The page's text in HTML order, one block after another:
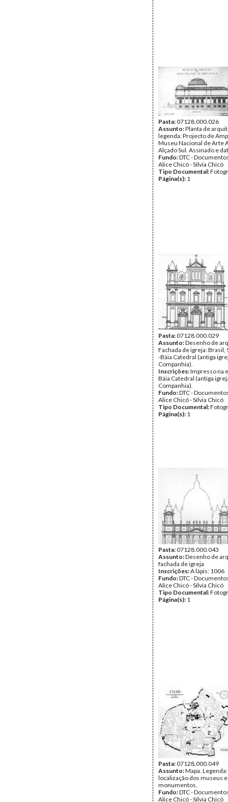
Pasta:07128.000.026
Assunto:Planta de
legenda: Projecto de
Museu Nacional de Arte
Alçado Sul. Assinado e
Fundo:DTC -
Alice Chicó - Sílvia Chicó
Tipo Documental:
Página(s): 1
Pasta:07128.000.029
Assunto:Desenho de
Fachada de igreja: Brasil,
-Báia Catedral (antiga
Companhia).
Inscrições:Impresso na
Báia Catedral (antiga
Companhia).
Fundo:DTC -
Alice Chicó - Sílvia Chicó
Tipo Documental:
Página(s): 1
Pasta:07128.000.043
Assunto:Desenho de
fachada de igreja
Inscrições:A lápis: 1006
Fundo:DTC -
Alice Chicó - Sílvia Chicó
Tipo Documental:
Página(s): 1
Pasta:07128.000.049
Assunto:Mapa.
localização dos museus
monumentos.
Fundo:DTC -
Alice Chicó - Sílvia Chicó